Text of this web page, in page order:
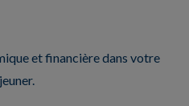
et financière dans votre